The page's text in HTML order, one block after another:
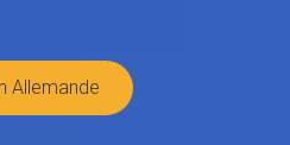
Allemande